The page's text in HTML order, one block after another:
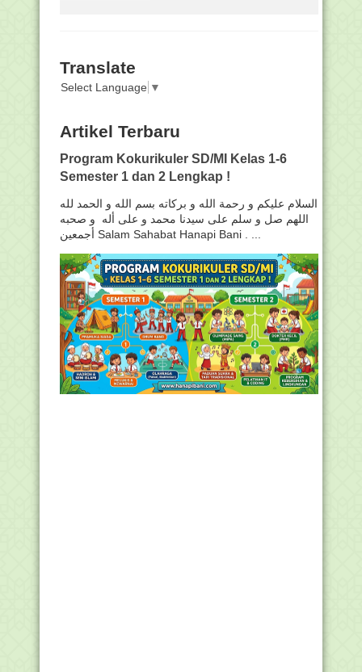
Translate
Select Language ▼
Artikel Terbaru
Program Kokurikuler SD/MI Kelas 1-6
Semester 1 dan 2 Lengkap !
السلام عليكم و رحمة الله و بركاته بسم الله و الحمد لله
اللهم صل و سلم على سيدنا محمد و على أله و صحبه
أجمعين Salam Sahabat Hanapi Bani . ...